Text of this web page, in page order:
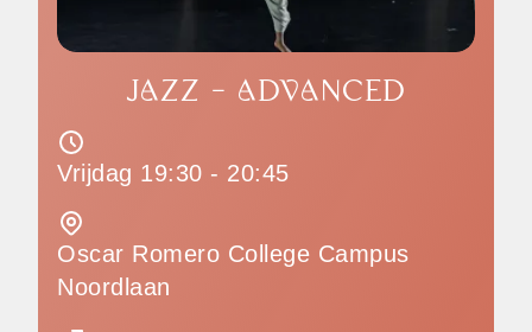
JAZZ - ADVANCED
Vrijdag 19:30 - 20:45
Oscar Romero College Campus
Noordlaan